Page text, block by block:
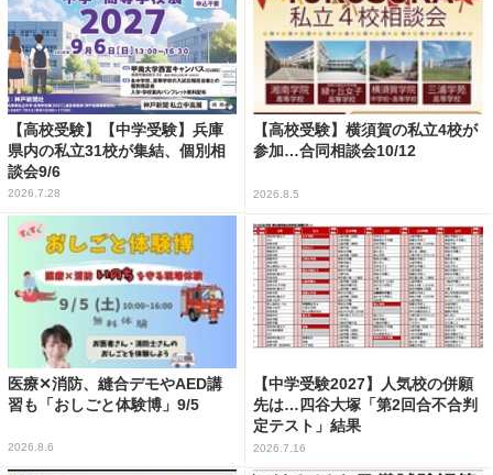
【高校受験】【中学受験】兵庫
県内の私立31校が集結、個別相
談会9/6
2026.7.28
【高校受験】横須賀の私立4校が
参加…合同相談会10/12
2026.8.5
医療✕消防、縫合デモやAED講
習も「おしごと体験博」9/5
2026.8.6
【中学受験2027】人気校の併願
先は…四谷大塚「第2回合不合判
定テスト」結果
2026.7.16